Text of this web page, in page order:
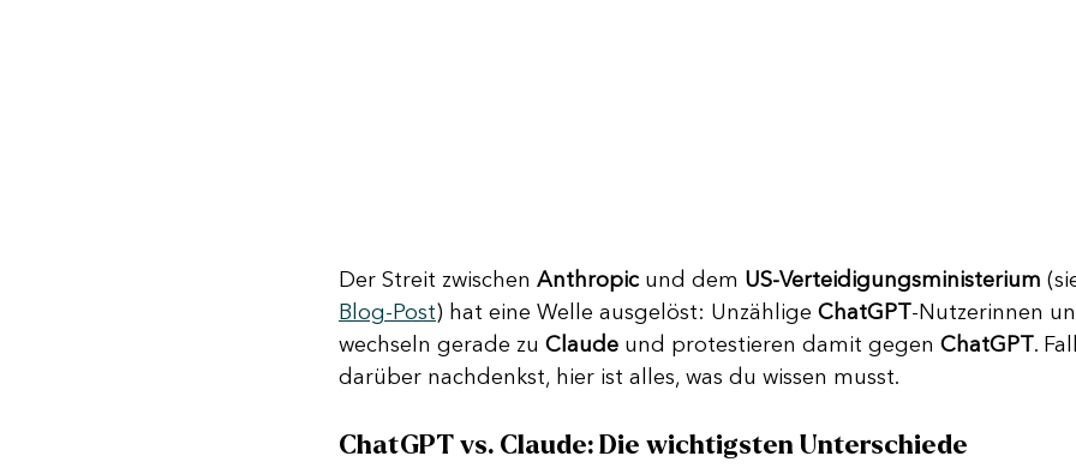
Der Streit zwischen Anthropic und dem US-Verteidigungsministerium
Blog-Post) hat eine Welle ausgelöst: Unzählige ChatGPT -Nutzerinnen
wechseln gerade zu Claude und protestieren damit gegen ChatGPT .
darüber nachdenkst, hier ist alles, was du wissen musst.
ChatGPT vs. Claude: Die wichtigsten Unterschiede